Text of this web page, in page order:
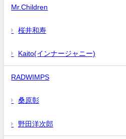
Mr.Children
桜井和寿
Kaito(インナージャニー)
RADWIMPS
桑原彰
野田洋次郎